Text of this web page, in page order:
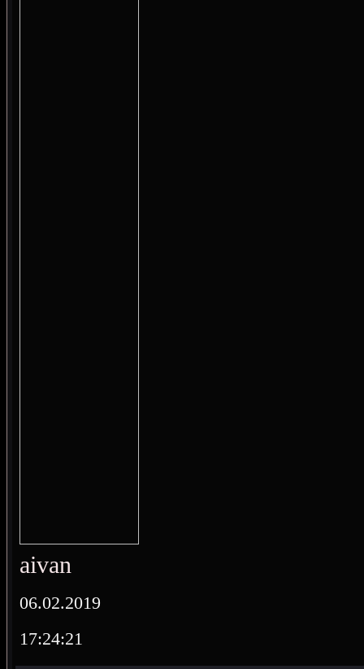
aivan
06.02.2019
17:24:21